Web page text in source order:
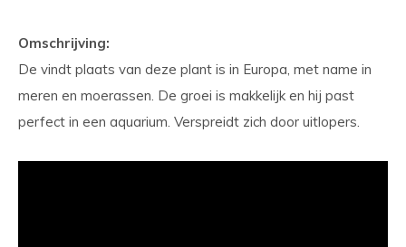
Omschrijving:
De vindt plaats van deze plant is in Europa, met name in
meren en moerassen. De groei is makkelijk en hij past
perfect in een aquarium. Verspreidt zich door uitlopers.